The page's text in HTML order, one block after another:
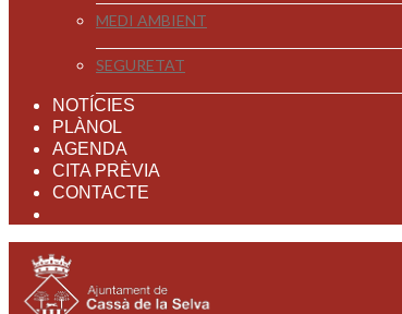
MEDI AMBIENT
SEGURETAT
NOTÍCIES
PLÀNOL
AGENDA
CITA PRÈVIA
CONTACTE